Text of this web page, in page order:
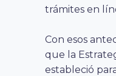
trámites en
Con esos
que la
estableció